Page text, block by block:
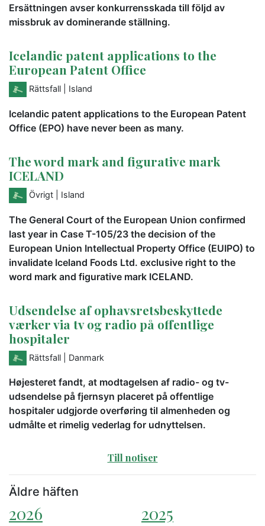
Ersättningen avser konkurrensskada till följd av
missbruk av dominerande ställning.
Icelandic patent applications to the
European Patent Office
Rättsfall | Island
Icelandic patent applications to the European Patent
Office (EPO) have never been as many.
The word mark and figurative mark
ICELAND
Övrigt | Island
The General Court of the European Union confirmed
last year in Case T-105/23 the decision of the
European Union Intellectual Property Office (EUIPO) to
invalidate Iceland Foods Ltd. exclusive right to the
word mark and figurative mark ICELAND.
Udsendelse af ophavsretsbeskyttede
værker via tv og radio på offentlige
hospitaler
Rättsfall | Danmark
Højesteret fandt, at modtagelsen af radio- og tv-
udsendelse på fjernsyn placeret på offentlige
hospitaler udgjorde overføring til almenheden og
udmålte et rimelig vederlag for udnyttelsen.
Till notiser
Äldre häften
2026
2025